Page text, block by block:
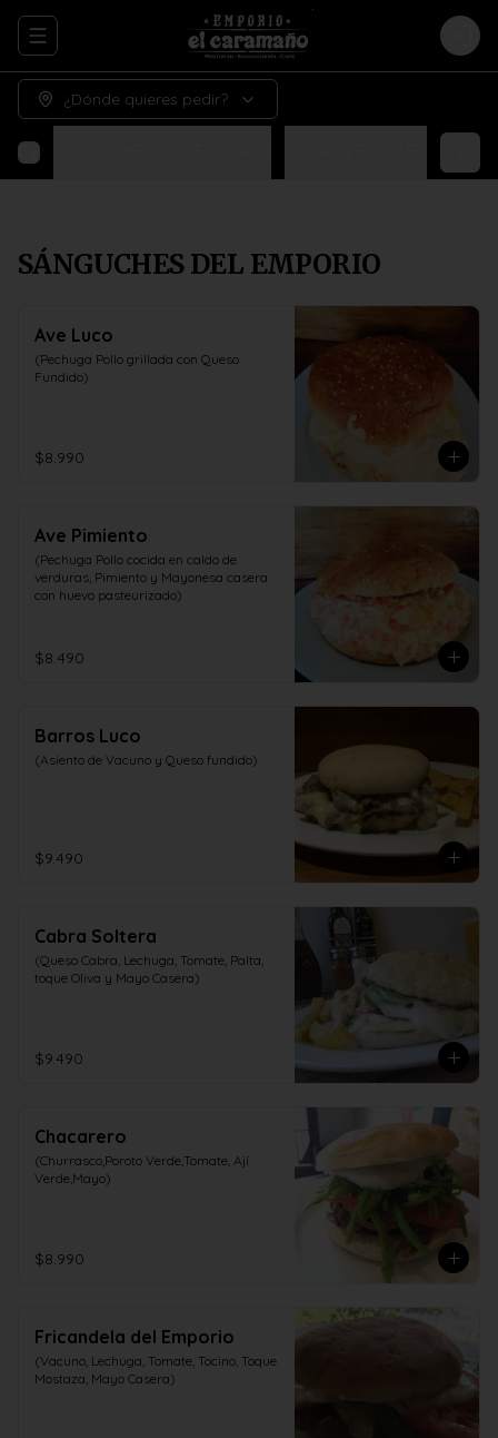
Abrir menu de navegación Login
¿Dónde quieres pedir?
SÁNGUCHES DEL EMPORIO
Ave Luco
(Pechuga Pollo grillada con Queso
Fundido)
$8.990
Ave Pimiento
(Pechuga Pollo cocida en caldo de
verduras, Pimiento y Mayonesa casera
con huevo pasteurizado)
$8.490
Barros Luco
(Asiento de Vacuno y Queso fundido)
$9.490
Cabra Soltera
(Queso Cabra, Lechuga, Tomate, Palta,
toque Oliva y Mayo Casera)
$9.490
Chacarero
(Churrasco,Poroto Verde,Tomate, Ají
Verde,Mayo)
$8.990
Fricandela del Emporio
(Vacuno, Lechuga, Tomate, Tocino, Toque
Mostaza, Mayo Casera)